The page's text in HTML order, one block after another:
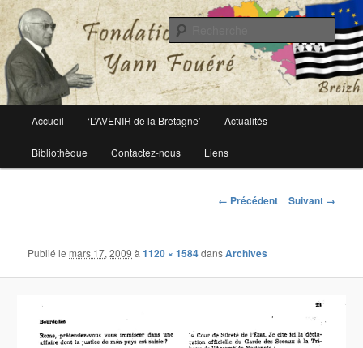
Fondation Yann Fouéré
Le site officiel de la fondation Yann Fouéré
principal
Aller
au
Accueil ‘L’AVENIR de la Bretagne’ Actualités
Bibliothèque Contactez-nous Liens
Navigation
← Précédent Suivant →
Publié lemars 17, 2009 à1120 × 1584dansArchives